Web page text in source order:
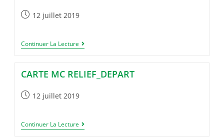
Publication
12 juillet 2019
Continuer La Lecture Atlas_cartographique_MC_page-
0001
CARTE MC RELIEF_DEPART
Publication
12 juillet 2019
Continuer La Lecture Carte
MC